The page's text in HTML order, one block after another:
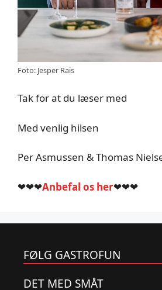
Foto: Jesper Rais
Tak for at du læser med
Med venlig hilsen
Per Asmussen & Thomas
❤❤❤Anbefal os her❤❤❤
FØLG GASTROFUN
DET MED SMÅT